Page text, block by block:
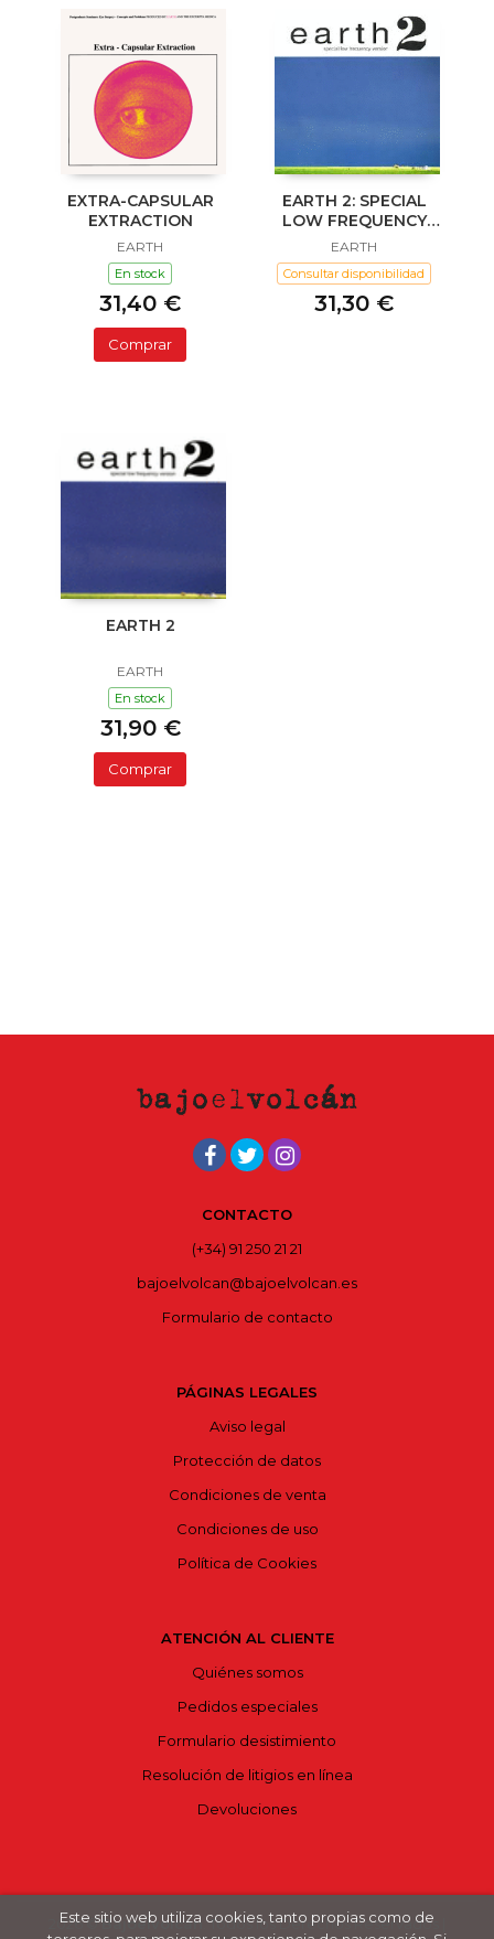
EXTRA-CAPSULAR
EXTRACTION
EARTH
En stock
31,40 €
Comprar
EARTH 2: SPECIAL
LOW FREQUENCY
VERSION
EARTH
Consultar disponibilidad
31,30 €
EARTH 2
EARTH
En stock
31,90 €
Comprar
CONTACTO
(+34) 91 250 21 21
bajoelvolcan@bajoelvolcan.es
Formulario de contacto
PÁGINAS LEGALES
Aviso legal
Protección de datos
Condiciones de venta
Condiciones de uso
Política de Cookies
ATENCIÓN AL CLIENTE
Quiénes somos
Pedidos especiales
Formulario desistimiento
Resolución de litigios en línea
Devoluciones
2026 ©Bajoelvolcán . Todos los Derechos Reservados |
Este sitio web utiliza cookies, tanto propias como de